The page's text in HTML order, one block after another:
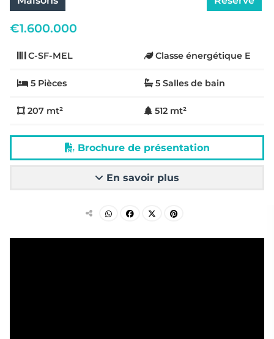
€1.600.000
C-SF-MEL Classe énergétique E
5 Pièces 5 Salles de bain
207 mt² 512 mt²
Brochure de présentation
En savoir plus